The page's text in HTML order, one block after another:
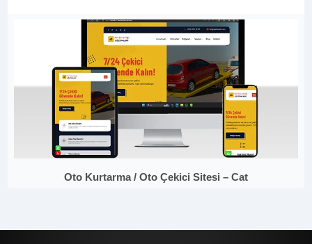
Oto Kurtarma / Oto Çekici Sitesi – Cat